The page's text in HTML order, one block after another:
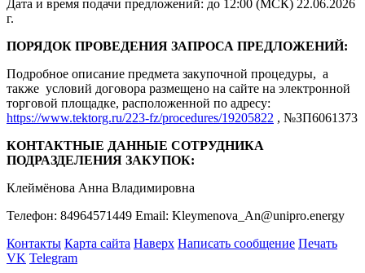
Дата и время подачи предложений: до 12:00 (МСК) 22.06.2026
г.
ПОРЯДОК ПРОВЕДЕНИЯ ЗАПРОСА ПРЕДЛОЖЕНИЙ:
Подробное описание предмета закупочной процедуры, а
также условий договора размещено на сайте на электронной
торговой площадке, расположенной по адресу:
https://www.tektorg.ru/223-fz/procedures/19205822 , №ЗП6061373
КОНТАКТНЫЕ ДАННЫЕ СОТРУДНИКА
ПОДРАЗДЕЛЕНИЯ ЗАКУПОК:
Клеймёнова Анна Владимировна
Телефон: 84964571449 Email: Kleymenova_An@unipro.energy
Контакты Карта сайта Наверх Написать сообщение Печать
VK Telegram